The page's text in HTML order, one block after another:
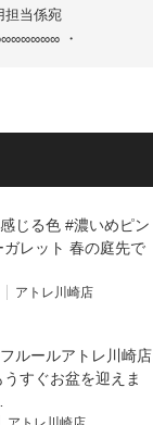
担当係宛
・
じる色 #濃いめピン
ガレット 春の庭先で
アトレ川崎店
ルールアトレ川崎店
すぐお盆を迎えま